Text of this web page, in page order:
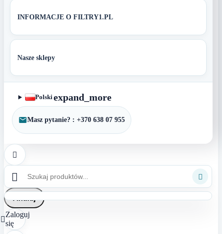
INFORMACJE O FILTRY1.PL
Nasze sklepy
Polskiexpand_more
Masz pytanie? : +370 638 07 955

 
Anuluj

Zaloguj
się